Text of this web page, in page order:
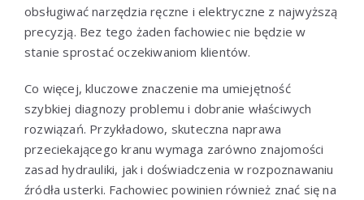
obsługiwać narzędzia ręczne i elektryczne z najwyższą
precyzją. Bez tego żaden fachowiec nie będzie w
stanie sprostać oczekiwaniom klientów.
Co więcej, kluczowe znaczenie ma umiejętność
szybkiej diagnozy problemu i dobranie właściwych
rozwiązań. Przykładowo, skuteczna naprawa
przeciekającego kranu wymaga zarówno znajomości
zasad hydrauliki, jak i doświadczenia w rozpoznawaniu
źródła usterki. Fachowiec powinien również znać się na